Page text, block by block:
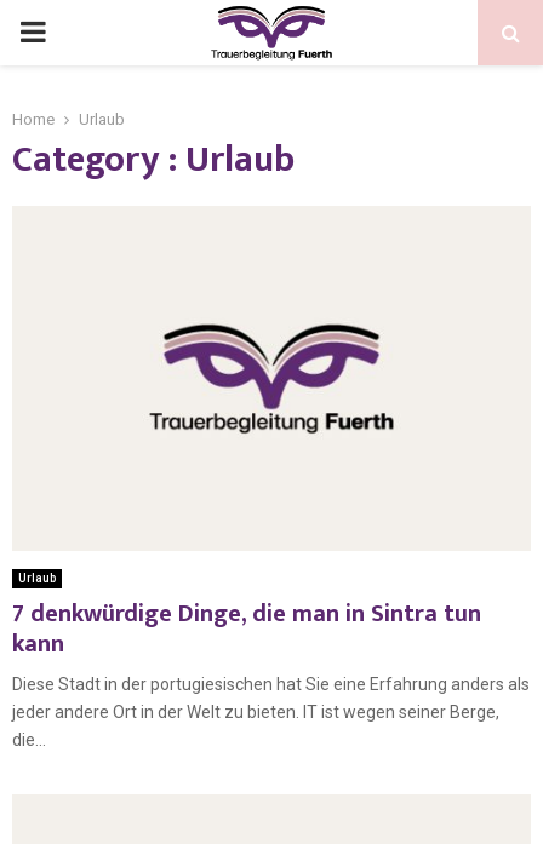
Home Urlaub
Category : Urlaub
Urlaub
7 denkwürdige Dinge, die man in Sintra tun
kann
Diese Stadt in der portugiesischen hat Sie eine Erfahrung anders als
jeder andere Ort in der Welt zu bieten. IT ist wegen seiner Berge,
die...